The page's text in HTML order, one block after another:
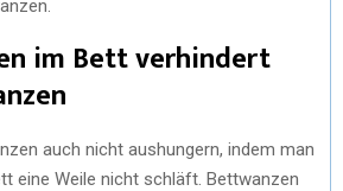
im Bett verhindert
auch nicht aushungern, indem man
eine Weile nicht schläft. Bettwanzen